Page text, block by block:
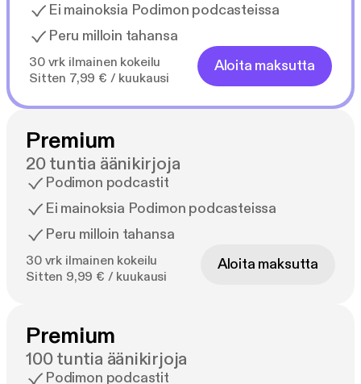
Ei mainoksia Podimon podcasteissa
Peru milloin tahansa
30 vrk ilmainen kokeilu
Sitten 7,99 € / kuukausi
Aloita maksutta
Premium
20 tuntia äänikirjoja
Podimon podcastit
Ei mainoksia Podimon podcasteissa
Peru milloin tahansa
30 vrk ilmainen kokeilu
Sitten 9,99 € / kuukausi
Aloita maksutta
Premium
100 tuntia äänikirjoja
Podimon podcastit